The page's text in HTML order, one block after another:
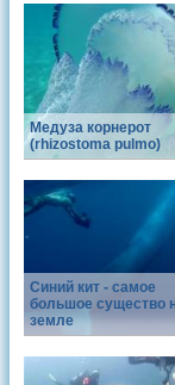
Медуза корнерот
(rhizostoma pulmo)
Синий кит - самое
большое существо
земле